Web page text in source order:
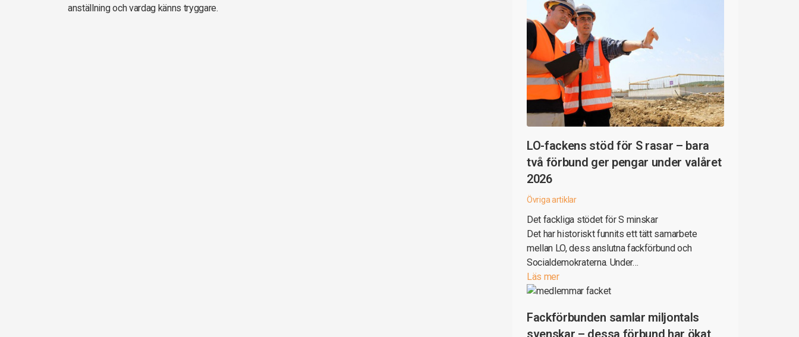
anställning och vardag känns tryggare.
LO-fackens stöd för S rasar – bara
två förbund ger pengar under valåret
2026
Övriga artiklar
Det fackliga stödet för S minskar
Det har historiskt funnits ett tätt samarbete
mellan LO, dess anslutna fackförbund och
Socialdemokraterna. Under…
Läs mer
Fackförbunden samlar miljontals
svenskar – dessa förbund har ökat